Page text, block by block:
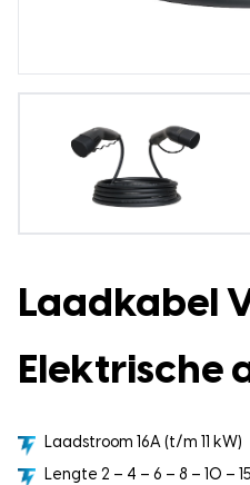
Laadkabel
Elektrische
Laadstroom 16A (t/m 11 kW)
Lengte 2 – 4 – 6 – 8 – 10 –